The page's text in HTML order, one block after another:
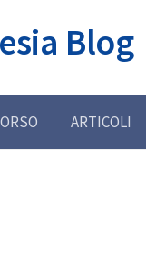
Blog
ARTICOLI